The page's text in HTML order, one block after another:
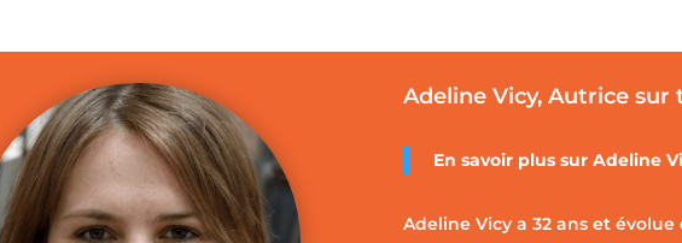
Adeline Vicy, Autrice sur
En savoir plus surAdeline
Adeline Vicy a 32 ans et